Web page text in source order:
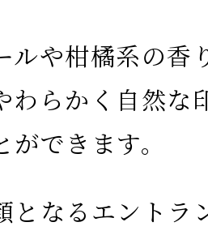
ルや柑橘系の香
わらかく自然な
ができます。
となるエントラ